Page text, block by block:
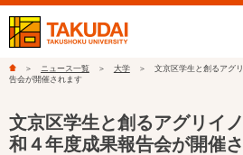
ニュース一覧 大学
文京区学生と創るアグ
告会が開催されます
文京区学生と創るアグリイ
和４年度成果報告会が開催